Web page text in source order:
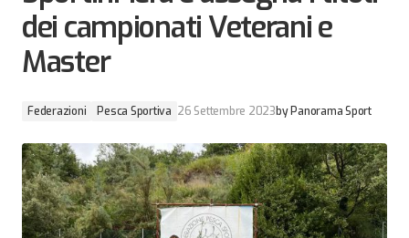
dei campionati Veterani e
Master
Federazioni Pesca Sportiva 26 Settembre 2023by Panorama Sport